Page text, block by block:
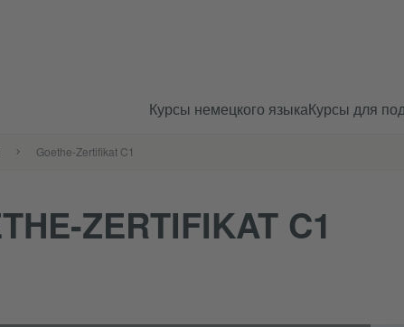
Курсы немецкого языкаКурсы для
Goethe-Zertifikat C1
ZERTIFIKAT C1